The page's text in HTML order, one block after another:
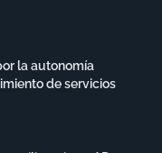
la autonomía
de servicios